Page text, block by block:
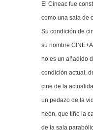
El Cineac fue
como una sala de
Su condición de
su nombre
no es un añadido
condición actual,
cine de la
un pedazo de la
neón, que tiñe la
de la sala